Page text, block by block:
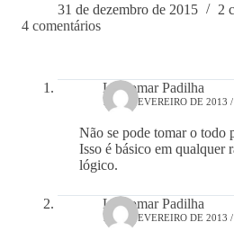
31 de dezembro de 2015
2
4 comentários
Lindomar Padilha
15 DE FEVEREIRO DE 2013
Não se pode tomar o todo
Isso é básico em qualquer
lógico.
Lindomar Padilha
15 DE FEVEREIRO DE 2013